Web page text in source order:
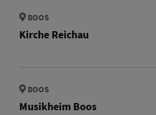
BOOS
Kirche Reichau
BOOS
Musikheim Boos